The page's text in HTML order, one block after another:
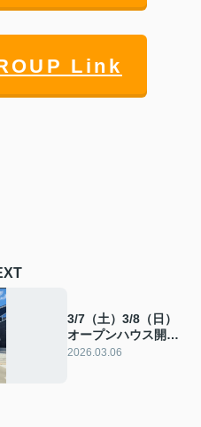
Link
3/7（土）3/8（日）
オープンハウス開催
♪
2026.03.06